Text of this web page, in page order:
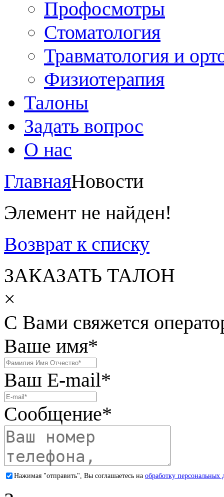
Профосмотры
Стоматология
Травматология и
Физиотерапия
Талоны
Задать вопрос
О нас
ГлавнаяНовости
Элемент не найден!
Возврат к списку
ЗАКАЗАТЬ ТАЛОН
×
С Вами свяжется
Ваше имя*
Ваш E-mail*
Сообщение*
Нажимая "отправить", Вы соглашаетесь на обработку персональных